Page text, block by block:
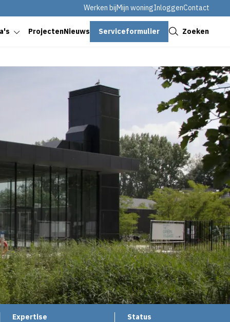
Werken bijMijn woningInloggenContact
ProjectenNieuws Serviceformulier Zoeken
Expertise
Status
Sluiten